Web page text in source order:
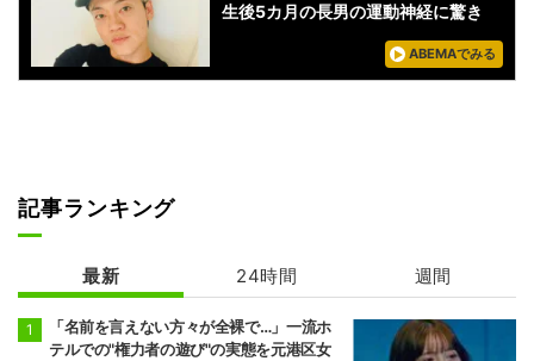
生後5カ月の長男の運動神経に驚き
ABEMAでみる
記事ランキング
最新 24時間 週間
「名前を言えない方々が全裸で…」一流ホ
テルでの"権力者の遊び"の実態を元港区女